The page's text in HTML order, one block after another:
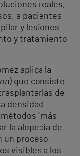
reales,
a pacientes
y lesiones
y tratamiento
aplica la
) que consiste
de
densidad
“más
la alopecia de
un proceso
visibles a los